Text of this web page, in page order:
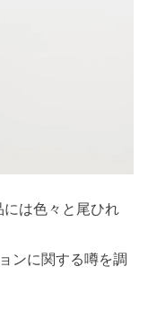
には色々と尾ひれ
ンに関する噂を調